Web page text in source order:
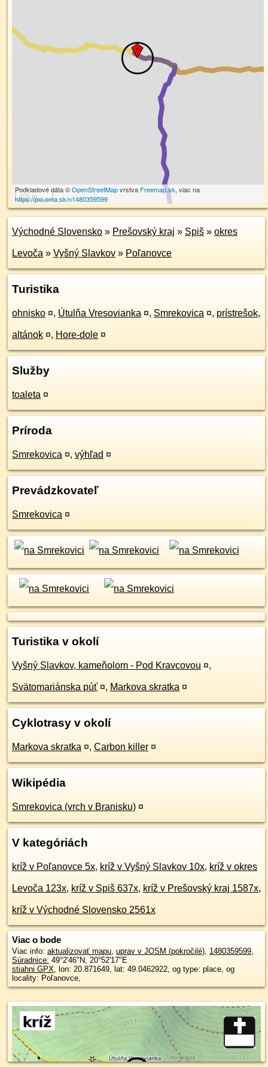
100 m
Podkladové dáta ©OpenStreetMapvrstva Freemap.sk, viac na
https://poi.oma.sk/n1480359599
Východné Slovensko » Prešovský kraj » Spiš » okres
Levoča » Vyšný Slavkov » Poľanovce
Turistika
ohnisko ¤, Útulňa Vresovianka ¤, Smrekovica ¤, prístrešok,
altánok ¤, Hore-dole ¤
Služby
toaleta ¤
Príroda
Smrekovica ¤, výhľad ¤
Prevádzkovateľ
Smrekovica ¤
Turistika v okolí
Vyšný Slavkov, kameňolom - Pod Kravcovou ¤,
Svätomariánska púť ¤, Markova skratka ¤
Cyklotrasy v okolí
Markova skratka ¤, Carbon killer ¤
Wikipédia
Smrekovica (vrch v Branisku) ¤
V kategóriách
kríž v Poľanovce 5x, kríž v Vyšný Slavkov 10x, kríž v okres
Levoča 123x, kríž v Spiš 637x, kríž v Prešovský kraj 1587x,
kríž v Východné Slovensko 2561x
Viac o bode
Viac info: aktualizovať mapu, uprav v JOSM (pokročilé), 1480359599,
Súradnice: 49°2'46"N, 20°52'17"E
stiahni GPX, lon: 20.871649, lat: 49.0462922, og type: place, og
locality: Poľanovce,